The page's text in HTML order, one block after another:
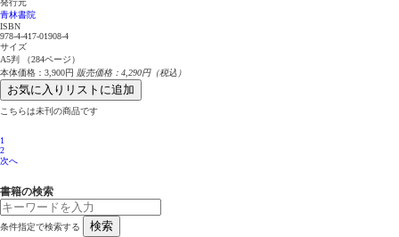
発行元
青林書院
ISBN
978-4-417-01908-4
サイズ
A5判 （284ページ）
本体価格：3,900円 販売価格：4,290円（税込）
お気に入りリストに追加
こちらは未刊の商品です
1
2
次へ
書籍の検索
条件指定で検索する 検索